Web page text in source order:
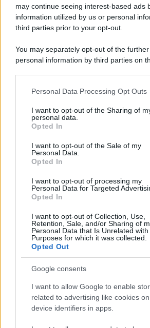
may continue seeing interest-based ads
information utilized by us or personal
third parties prior to your opt-out.
You may separately opt-out of the
personal information by third parties on
This information may also be disclosed
disclose it to other third parties.
Please note that this website/app uses
services and may gather and store
not limited to your visit or usage
grant or deny consent to Google and its
consent section.
Personal Data Processing Opt Outs
I want to opt-out of the Sharing of
personal data.
Opted In
I want to opt-out of the Sale of my
Personal Data.
Opted In
I want to opt-out of processing my
Personal Data for Targeted
Opted In
I want to opt-out of Collection, Use,
Retention, Sale, and/or Sharing of
Personal Data that Is Unrelated
Purposes for which it was collected.
Opted Out
Google consents
I want to allow Google to enable
related to advertising like cookies
device identifiers in apps.
Circa il 20% riguarda l'abbigliamento.
capi di seconda mano e per
consumatori è anche il gorpcore, la tendenza
Il caso /
Trump ha quasi esaurito
tycoon smentisce
La banca /Caso Mps: i pm milanesi ora
La data /L'8 agosto, quando la memoria
qualcosa